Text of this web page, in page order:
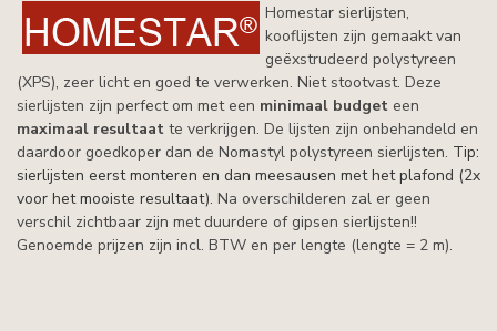
Homestar sierlijsten,
kooflijsten zijn gemaakt van
geëxstrudeerd polystyreen
(XPS), zeer licht en goed te verwerken. Niet stootvast. Deze
sierlijsten zijn perfect om met een minimaal budget een
maximaal resultaat te verkrijgen. De lijsten zijn onbehandeld en
daardoor goedkoper dan de Nomastyl polystyreen sierlijsten. Tip:
sierlijsten eerst monteren en dan meesausen met het plafond (2x
voor het mooiste resultaat). Na overschilderen zal er geen
verschil zichtbaar zijn met duurdere of gipsen sierlijsten!!
Genoemde prijzen zijn incl. BTW en per lengte (lengte = 2 m).